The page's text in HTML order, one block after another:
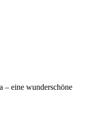
– eine wunderschöne